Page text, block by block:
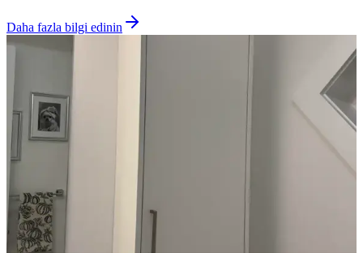
Daha fazla bilgi edinin